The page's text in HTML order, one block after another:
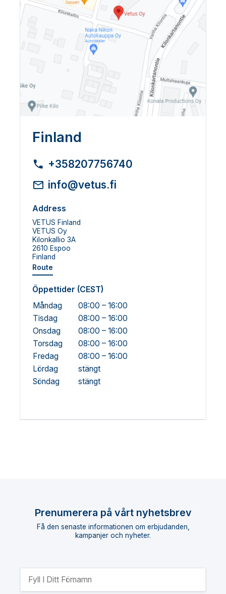
Finland
+358207756740
info@vetus.fi
Address
VETUS Finland
VETUS Oy
Kilonkallio 3A
2610 Espoo
Finland
Route
Öppettider (CEST)
Måndag
08:00 – 16:00
Tisdag
08:00 – 16:00
Onsdag
08:00 – 16:00
Torsdag
08:00 – 16:00
Fredag
08:00 – 16:00
Lördag
stängt
Söndag
stängt
Prenumerera på vårt nyhetsbrev
Få den senaste informationen om erbjudanden,
kampanjer och nyheter.